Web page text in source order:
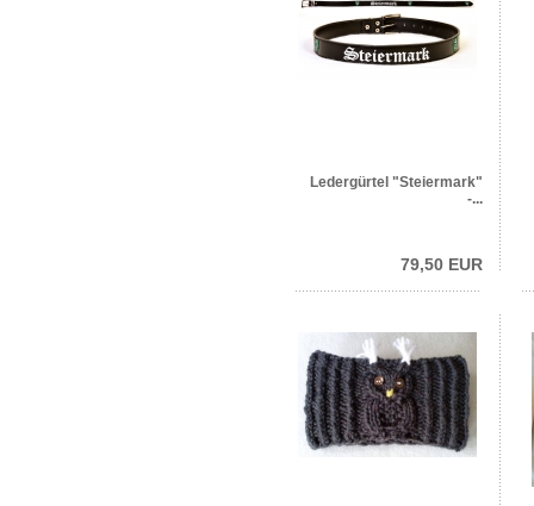
Ledergürtel "Steiermark"
-...
79,50 EUR